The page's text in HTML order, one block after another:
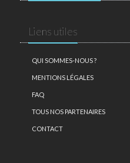
Liens utiles
QUI SOMMES-NOUS ?
MENTIONS LÉGALES
FAQ
TOUS NOS PARTENAIRES
CONTACT